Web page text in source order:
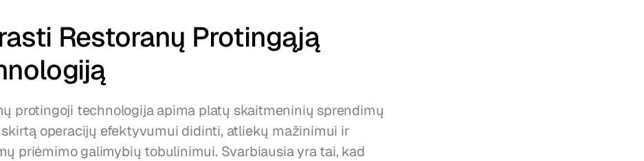
Restoranų Protingąją
protingoji technologija apima platų skaitmeninių sprendimų
operacijų efektyvumui didinti, atliekų mažinimui ir
priėmimo galimybių tobulinimui. Svarbiausia yra tai, kad